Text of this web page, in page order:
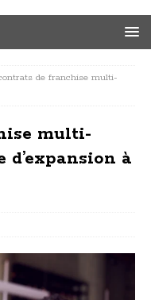
de franchise multi-
multi-
d’expansion à